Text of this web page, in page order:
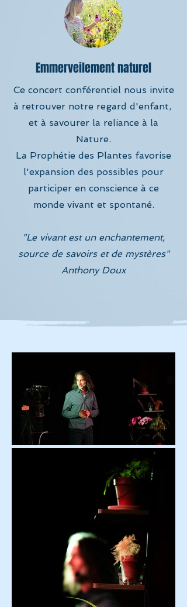
Emmerveilement naturel
Ce concert conférentiel nous invite
à retrouver notre regard d'enfant,
et à savourer la reliance à la
Nature.
La Prophétie des Plantes favorise
l'expansion des possibles pour
participer en conscience à ce
monde vivant et spontané.
"Le vivant est un enchantement,
source de savoirs et de mystères"
Anthony Doux